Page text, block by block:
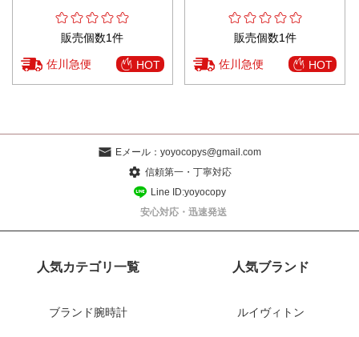
販売個数1件
佐川急便 HOT
販売個数1件
佐川急便 HOT
Eメール： yoyocopys@gmail.com
信頼第一・丁寧対応
Line ID:yoyocopy
安心対応・迅速発送
人気カテゴリ一覧
ブランド腕時計
人気ブランド
ルイヴィトン